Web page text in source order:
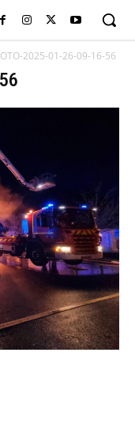
2025-01-26-09-16-56